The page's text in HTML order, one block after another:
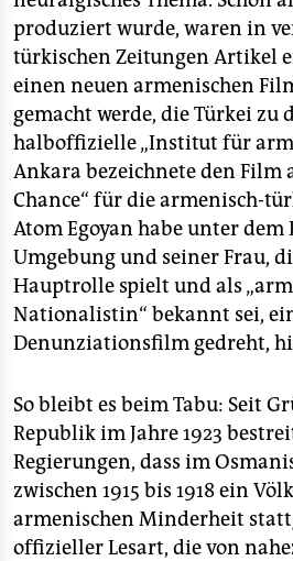
produziert wurde, waren in
türkischen Zeitungen Artikel
einen neuen armenischen
gemacht werde, die Türkei zu
halboffizielle „Institut für
Ankara bezeichnete den Film
Chance“ für die armenisch-
Atom Egoyan habe unter dem
Umgebung und seiner Frau,
Hauptrolle spielt und als
Nationalistin“ bekannt sei,
Denunziationsfilm gedreht,
So bleibt es beim Tabu: Seit
Republik im Jahre 1923
Regierungen, dass im
zwischen 1915 bis 1918 ein
armenischen Minderheit
offizieller Lesart, die von